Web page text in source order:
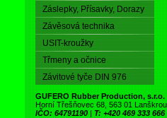
Záslepky, Přísavky, Dorazy
Závěsová technika
USIT-kroužky
Třmeny a očnice
Závitové tyče DIN 976
GUFERO Rubber Production, s.r.o.
Horní Třešňovec 68, 563 01
IČO: 64791190 | T: +420 469 333 666